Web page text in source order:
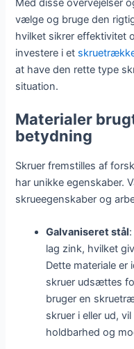
Med disse overvejelser
vælge og bruge den
hvilket sikrer effektivitet
investere i et
at have den rette type
situation.
Materialer
betydning
Skruer fremstilles af
har unikke egenskaber.
skrueegenskaber og
Galvaniseret stål
lag zink, hvilket
Dette materiale er
skruer udsættes
bruger en
skruer i eller ud,
holdbarhed og